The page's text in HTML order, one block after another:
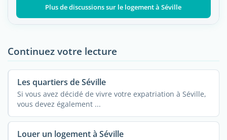
Plus de discussions sur le logement à Séville
Continuez votre lecture
Les quartiers de Séville
Si vous avez décidé de vivre votre expatriation à Séville,
vous devez également ...
Louer un logement à Séville